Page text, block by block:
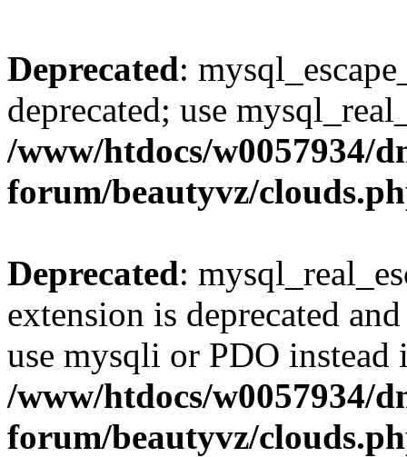
Deprecated:
deprecated; use
/www/htdocs/w0057934/
forum/beautyvz/
Deprecated:
extension is deprecated
use mysqli or PDO instead
/www/htdocs/w0057934/
forum/beautyvz/